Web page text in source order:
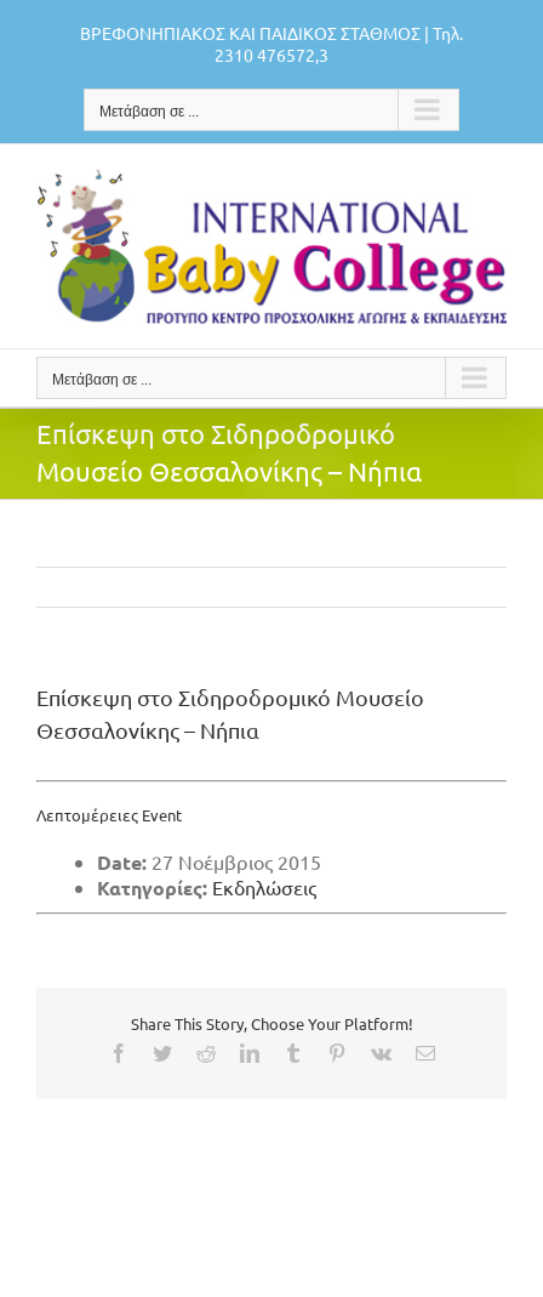
ΒΡΕΦΟΝΗΠΙΑΚΟΣ ΚΑΙ ΠΑΙΔΙΚΟΣ ΣΤΑΘΜΟΣ | Τηλ.
2310 476572,3
Μετάβαση σε ...
Μετάβαση σε ...
Επίσκεψη στο Σιδηροδρομικό
Μουσείο Θεσσαλονίκης – Νήπια
Επίσκεψη στο Σιδηροδρομικό Μουσείο
Θεσσαλονίκης – Νήπια
Λεπτομέρειες Event
Date: 27 Νοέμβριος 2015
Κατηγορίες: Εκδηλώσεις
Share This Story, Choose Your Platform!
Facebook
TwitterRedditLinkedInTumblr Pinterest
Vk Email